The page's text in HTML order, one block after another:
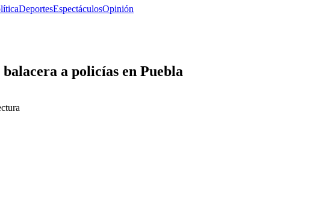
DeportesEspectáculosOpinión
a policías en Puebla